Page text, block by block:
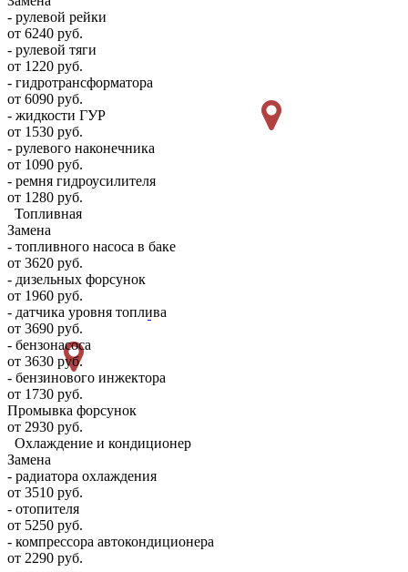
- рулевой рейки
от 6240 руб.
- рулевой тяги
от 1220 руб.
- гидротрансформатора
от 6090 руб.
- жидкости ГУР
от 1530 руб.
- рулевого наконечника
от 1090 руб.
- ремня гидроусилителя
от 1280 руб.
Топливная
Замена
- топливного насоса в баке
от 3620 руб.
- дизельных форсунок
от 1960 руб.
- датчика уровня топлива
от 3690 руб.
- бензонасоса
от 3630 руб.
- бензинового инжектора
от 1730 руб.
Промывка форсунок
от 2930 руб.
Охлаждение и кондиционер
Замена
- радиатора охлаждения
от 3510 руб.
- отопителя
от 5250 руб.
- компрессора автокондиционера
от 2290 руб.